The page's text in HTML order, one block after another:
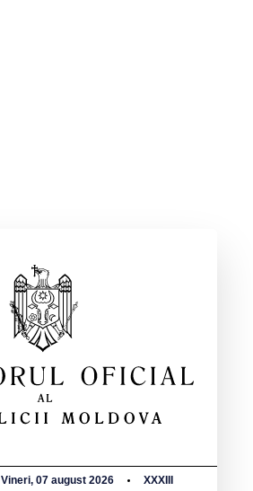
Vineri, 07 august 2026 XXXIII